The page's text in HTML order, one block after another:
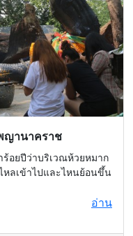
ญานาคราช
หลเข้าไปและไหนย้อนขึ้น
อ่าน